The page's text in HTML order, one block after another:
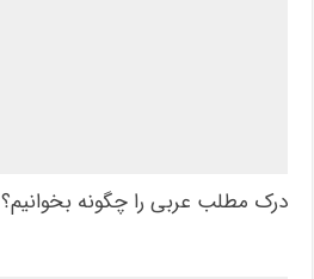
درک مطلب عربی را چگونه بخوانیم؟